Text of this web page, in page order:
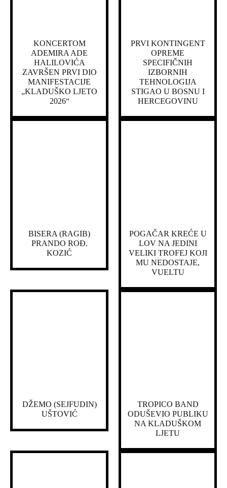
KONCERTOM
ADEMIRA ADE
HALILOVIĆA
ZAVRŠEN PRVI DIO
MANIFESTACIJE
„KLADUŠKO LJETO
2026“
PRVI KONTINGENT
OPREME
SPECIFIČNIH
IZBORNIH
TEHNOLOGIJA
STIGAO U BOSNU I
HERCEGOVINU
BISERA (RAGIB)
PRANDO ROĐ.
KOZIĆ
POGAČAR KREĆE U
LOV NA JEDINI
VELIKI TROFEJ KOJI
MU NEDOSTAJE,
VUELTU
DŽEMO (SEJFUDIN)
UŠTOVIĆ
TROPICO BAND
ODUŠEVIO PUBLIKU
NA KLADUŠKOM
LJETU